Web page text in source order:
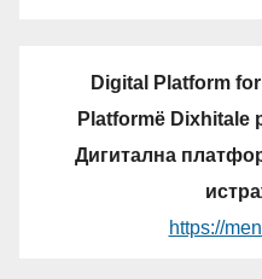
Digital Platform
Platformë Dixhitale
Дигитална
https://